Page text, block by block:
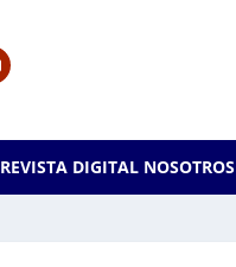
REVISTA DIGITAL NOSOTROS